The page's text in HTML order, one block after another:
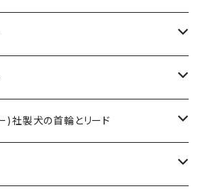
ード
ード
ィッシュスタンドセット
スタンドセット
)社製犬の首輪とリード
首輪